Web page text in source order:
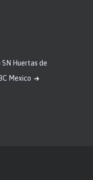
SN Huertas de
Mexico